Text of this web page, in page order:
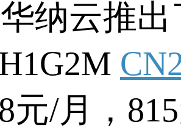
纳云推
元/月，